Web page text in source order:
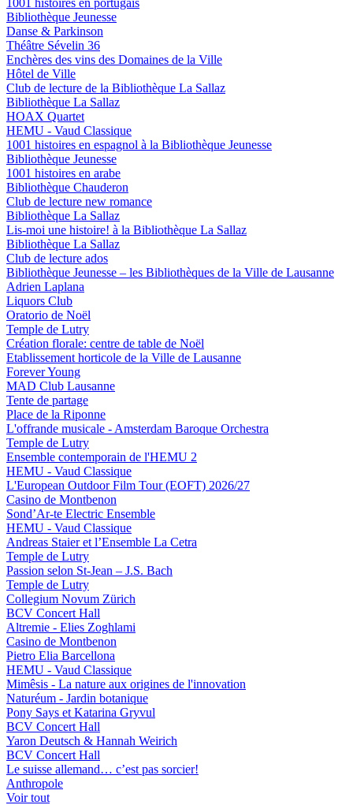
Bibliothèque Jeunesse
Danse & Parkinson
Théâtre Sévelin 36
Enchères des vins des Domaines de la Ville
Hôtel de Ville
Club de lecture de la Bibliothèque La Sallaz
Bibliothèque La Sallaz
HOAX Quartet
HEMU - Vaud Classique
1001 histoires en espagnol à la Bibliothèque Jeunesse
Bibliothèque Jeunesse
1001 histoires en arabe
Bibliothèque Chauderon
Club de lecture new romance
Bibliothèque La Sallaz
Lis-moi une histoire! à la Bibliothèque La Sallaz
Bibliothèque La Sallaz
Club de lecture ados
Bibliothèque Jeunesse – les Bibliothèques de la Ville de Lausanne
Adrien Laplana
Liquors Club
Oratorio de Noël
Temple de Lutry
Création florale: centre de table de Noël
Etablissement horticole de la Ville de Lausanne
Forever Young
MAD Club Lausanne
Tente de partage
Place de la Riponne
L'offrande musicale - Amsterdam Baroque Orchestra
Temple de Lutry
Ensemble contemporain de l'HEMU 2
HEMU - Vaud Classique
L'European Outdoor Film Tour (EOFT) 2026/27
Casino de Montbenon
Sond’Ar-te Electric Ensemble
HEMU - Vaud Classique
Andreas Staier et l’Ensemble La Cetra
Temple de Lutry
Passion selon St-Jean – J.S. Bach
Temple de Lutry
Collegium Novum Zürich
BCV Concert Hall
Altremie - Elies Zoghlami
Casino de Montbenon
Pietro Elia Barcellona
HEMU - Vaud Classique
Mimêsis - La nature aux origines de l'innovation
Naturéum - Jardin botanique
Pony Says et Katarina Gryvul
BCV Concert Hall
Yaron Deutsch & Hannah Weirich
BCV Concert Hall
Le suisse allemand… c’est pas sorcier!
Anthropole
Voir tout